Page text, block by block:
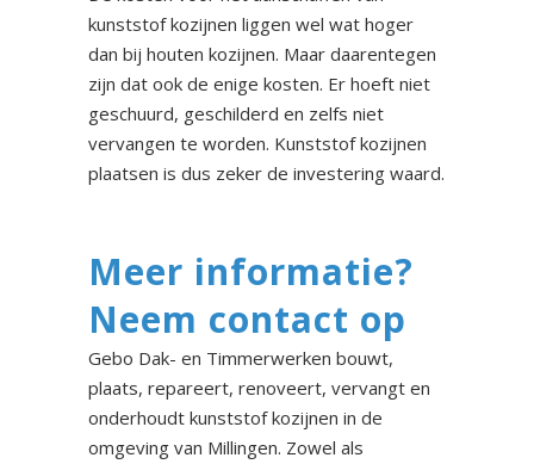
kunststof kozijnen liggen wel wat hoger
dan bij houten kozijnen. Maar daarentegen
zijn dat ook de enige kosten. Er hoeft niet
geschuurd, geschilderd en zelfs niet
vervangen te worden. Kunststof kozijnen
plaatsen is dus zeker de investering waard.
Meer informatie?
Neem contact op
Gebo Dak- en Timmerwerken bouwt,
plaats, repareert, renoveert, vervangt en
onderhoudt kunststof kozijnen in de
omgeving van Millingen. Zowel als